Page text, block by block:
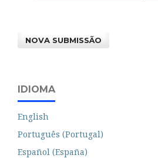
NOVA SUBMISSÃO
IDIOMA
English
Português (Portugal)
Español (España)